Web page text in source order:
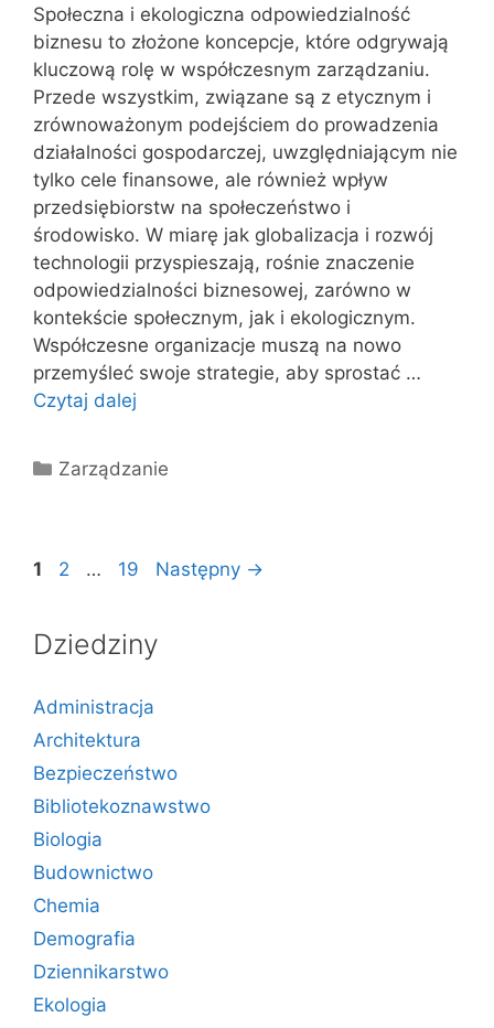
Społeczna i ekologiczna odpowiedzialność
biznesu to złożone koncepcje, które odgrywają
kluczową rolę w współczesnym zarządzaniu.
Przede wszystkim, związane są z etycznym i
zrównoważonym podejściem do prowadzenia
działalności gospodarczej, uwzględniającym nie
tylko cele finansowe, ale również wpływ
przedsiębiorstw na społeczeństwo i
środowisko. W miarę jak globalizacja i rozwój
technologii przyspieszają, rośnie znaczenie
odpowiedzialności biznesowej, zarówno w
kontekście społecznym, jak i ekologicznym.
Współczesne organizacje muszą na nowo
przemyśleć swoje strategie, aby sprostać …
Czytaj dalej
Kategorie
Zarządzanie
Strona
1 Strona
2 … Strona
19 Następny →
Dziedziny
Administracja
Architektura
Bezpieczeństwo
Bibliotekoznawstwo
Biologia
Budownictwo
Chemia
Demografia
Dziennikarstwo
Ekologia